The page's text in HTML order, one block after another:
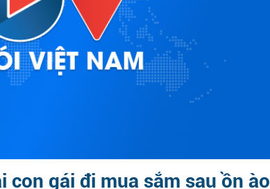
con gái đi mua sắm sau ồn ào